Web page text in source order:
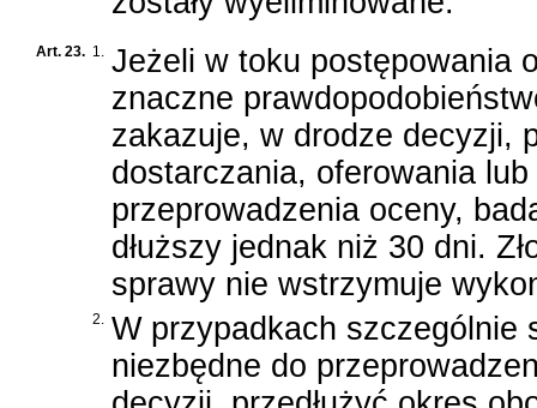
Art. 23. 1. Jeżeli w toku postępowania
znaczne
zakazuje, w drodze decyzji,
dostarczania, oferowania
przeprowadzenia oceny,
dłuższy jednak niż 30 dni.
sprawy nie wstrzymuje
2. W przypadkach szczególnie
niezbędne do